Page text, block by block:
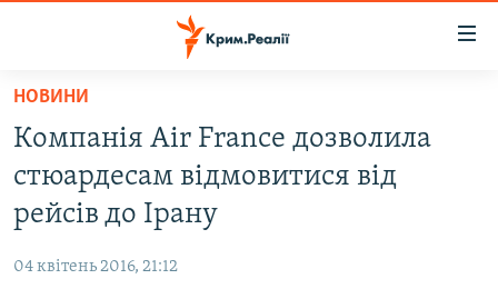
Перейти
основного
матеріалу
Перейти
до
основної
ВІДЕО ТА ФОТО
БЛОГИ
НОВИНИ
Компанія Air France дозволила
стюардесам відмовитися від
рейсів до Ірану
04 квітень 2016, 21:12